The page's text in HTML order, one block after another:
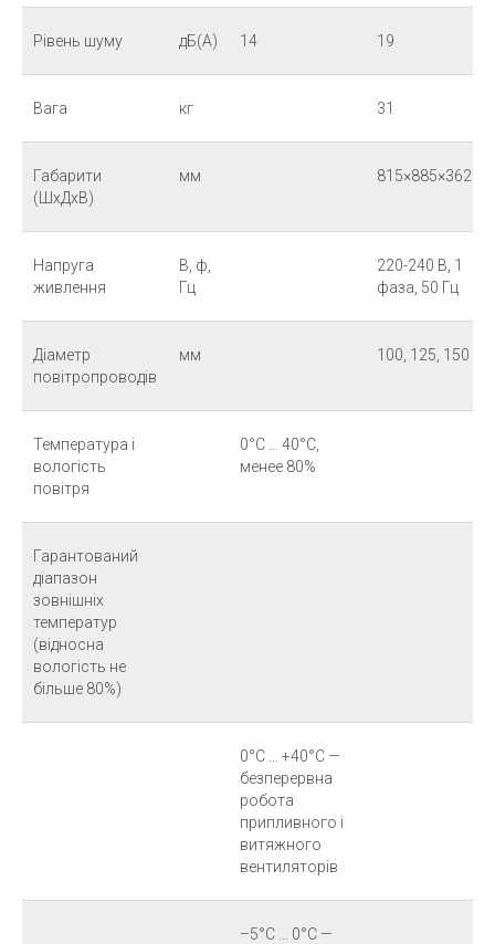
Рівень шуму дБ(А) 14 19
Вага кг 31
Габарити
(ШхДхВ)
мм 815×885×362
Напруга
живлення
В, ф,
Гц
220-240 В, 1
фаза, 50 Гц
Діаметр
повітропроводів
мм 100, 125, 150
Температура і
вологість
повітря
0°C … 40°C,
менее 80%
Гарантований
діапазон
зовнішніх
температур
(відносна
вологість не
більше 80%)
0°C … +40°C —
безперервна
робота
припливного і
витяжного
вентиляторів
–5°C … 0°C —